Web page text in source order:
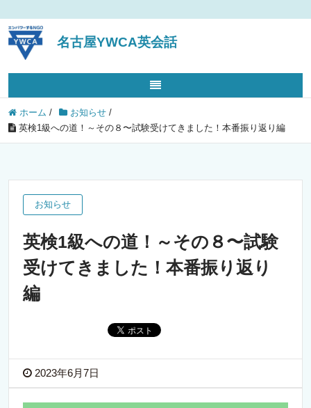
名古屋YWCA英会話
ホーム / お知らせ /
英検1級への道！～その８〜試験受けてきました！本番振り返り編
お知らせ
英検1級への道！～その８〜試験
受けてきました！本番振り返り
編
2023年6月7日